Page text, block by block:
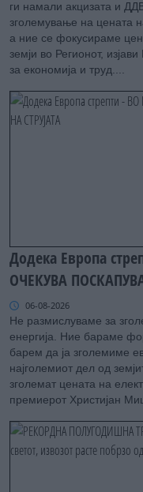
ги намали акцизата и
зголемување на цената
а ние се фокусираме
земји во Регионот,
за економија и труд....
Додека Европа
ОЧЕКУВА
06-08-2026
Не размислуваме за
енергија. Ние бараме
барем да ја зголемиме
најголемиот дел од
зголемат цената на
премиерот Христијан